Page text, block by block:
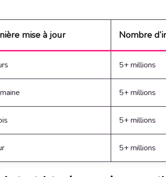
mise à jour Nombre
5+ millions
5+ millions
5+ millions
5+ millions